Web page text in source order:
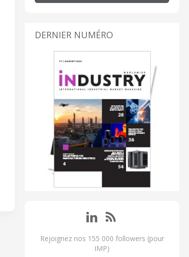
DERNIER NUMÉRO
Rejoignez nos 155 000 followers (pour
IMP)